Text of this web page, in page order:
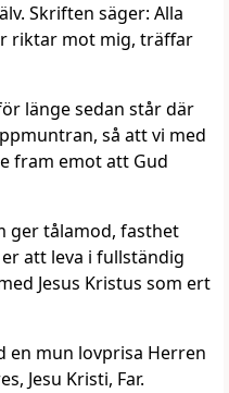
Skriften säger: Alla
riktar mot mig, träffar
länge sedan står där
så att vi med
fram emot att Gud
ger tålamod, fasthet
att leva i fullständig
Jesus Kristus som ert
en mun lovprisa Herren
Jesu Kristi, Far.